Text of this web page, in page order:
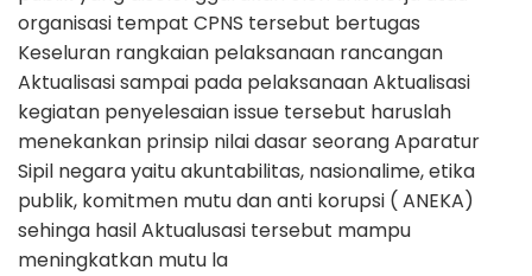
organisasi tempat CPNS tersebut bertugas
Keseluran rangkaian pelaksanaan rancangan
Aktualisasi sampai pada pelaksanaan Aktualisasi
kegiatan penyelesaian issue tersebut haruslah
menekankan prinsip nilai dasar seorang Aparatur
Sipil negara yaitu akuntabilitas, nasionalime, etika
publik, komitmen mutu dan anti korupsi ( ANEKA)
sehinga hasil Aktualusasi tersebut mampu
meningkatkan mutu la